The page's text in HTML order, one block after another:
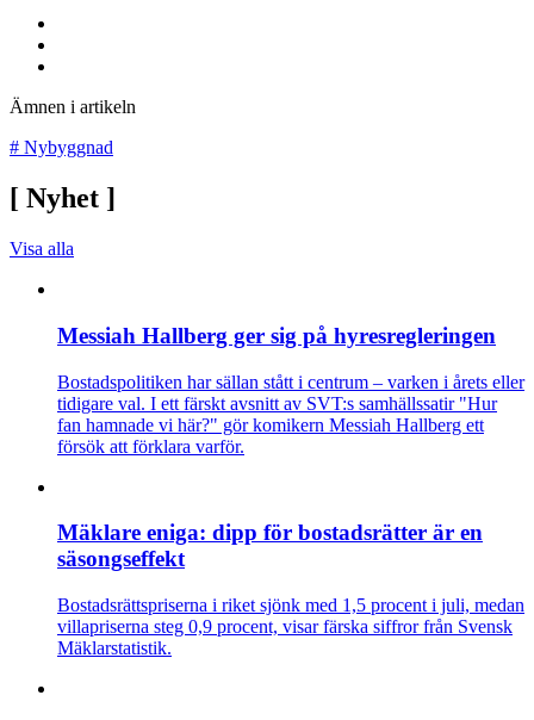
Ämnen i artikeln
# Nybyggnad
[ Nyhet ]
Visa alla
Messiah Hallberg ger sig på hyresregleringen
Bostadspolitiken har sällan stått i centrum – varken i årets eller
tidigare val. I ett färskt avsnitt av SVT:s samhällssatir "Hur
fan hamnade vi här?" gör komikern Messiah Hallberg ett
försök att förklara varför.
Mäklare eniga: dipp för bostadsrätter är en
säsongseffekt
Bostadsrättspriserna i riket sjönk med 1,5 procent i juli, medan
villapriserna steg 0,9 procent, visar färska siffror från Svensk
Mäklarstatistik.